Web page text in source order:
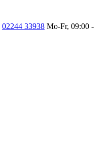
02244 33938 Mo-Fr, 09:00 -